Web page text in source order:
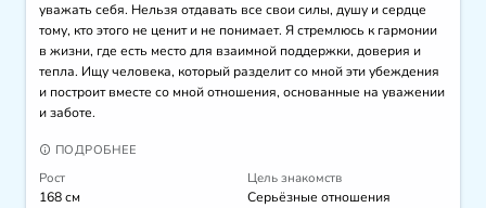
уважать себя. Нельзя отдавать все свои силы, душу и сердце
тому, кто этого не ценит и не понимает. Я стремлюсь к гармонии
в жизни, где есть место для взаимной поддержки, доверия и
тепла. Ищу человека, который разделит со мной эти убеждения
и построит вместе со мной отношения, основанные на уважении
и заботе.
ПОДРОБНЕЕ
Рост
168 см
Цель знакомств
Серьёзные отношения